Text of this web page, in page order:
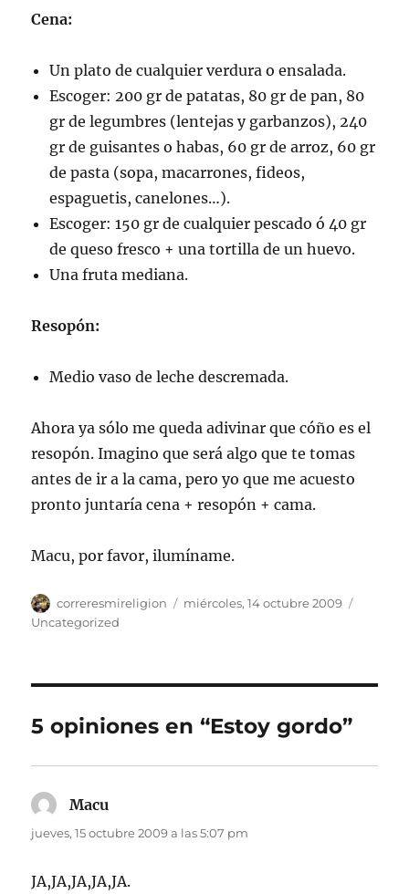
Cena:
Un plato de cualquier verdura o ensalada.
Escoger: 200 gr de patatas, 80 gr de pan, 80
gr de legumbres (lentejas y garbanzos), 240
gr de guisantes o habas, 60 gr de arroz, 60 gr
de pasta (sopa, macarrones, fideos,
espaguetis, canelones…).
Escoger: 150 gr de cualquier pescado ó 40 gr
de queso fresco + una tortilla de un huevo.
Una fruta mediana.
Resopón:
Medio vaso de leche descremada.
Ahora ya sólo me queda adivinar que cóño es el
resopón. Imagino que será algo que te tomas
antes de ir a la cama, pero yo que me acuesto
pronto juntaría cena + resopón + cama.
Macu, por favor, ilumíname.
Autor
correresmireligion
Publicado
miércoles, 14 octubre 2009
Uncategorized
5 opiniones en “Estoy gordo”
Macu
jueves, 15 octubre 2009 a las 5:07 pm
JA,JA,JA,JA,JA.